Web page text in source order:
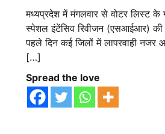
मध्यप्रदेश में मंगलवार से वोटर लिस्ट के
स्पेशल इंटेंसिव रिवीजन (एसआईआर)
पहले दिन कई जिलों में लापरवाही नजर
[…]
Spread the love